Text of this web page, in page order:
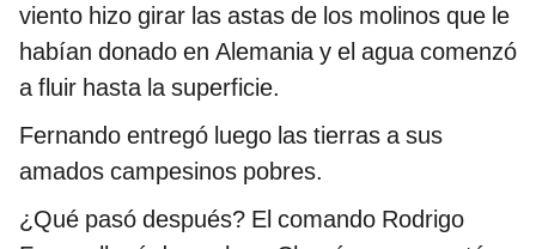
viento hizo girar las astas de los molinos que le
habían donado en Alemania y el agua comenzó
a fluir hasta la superficie.
Fernando entregó luego las tierras a sus
amados campesinos pobres.
¿Qué pasó después? El comando Rodrigo